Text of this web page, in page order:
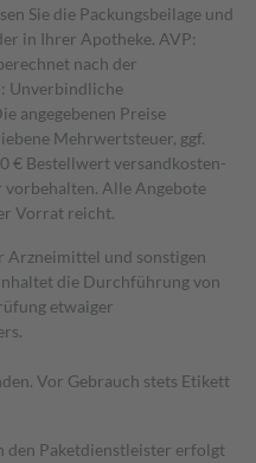
Sie die Packungsbeilage und
in Ihrer Apotheke. AVP:
nach der
Unverbindliche
angegebenen Preise
Mehrwertsteuer, ggf.
€ Bestell­wert versand­kosten­
Alle Angebote
Vorrat reicht.
Arzneimittel und sonstigen
die Durchführung von
etwaiger
Vor Gebrauch stets Etikett
den Paketdienstleister erfolgt